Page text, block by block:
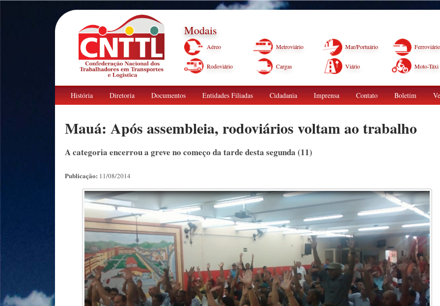
Modais
Aéreo Metroviário Mar/Portuário Ferroviário
Rodoviário Cargas Viário Moto-Táxi
História Diretoria Documentos Entidades Filiadas Cidadania Imprensa Contato Boletim
Mauá: Após assembleia, rodoviários voltam ao trabalho
A categoria encerrou a greve no começo da tarde desta segunda (11)
Publicação: 11/08/2014